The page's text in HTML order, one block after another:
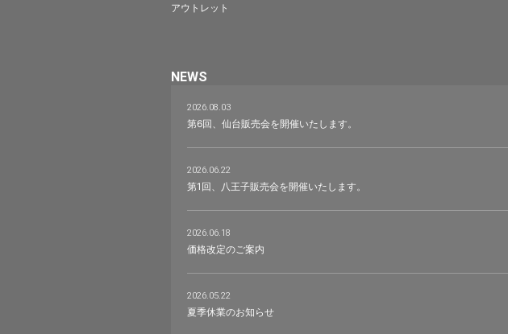
アウトレット
NEWS
2026.08.03
第6回、仙台販売会を開催いたします。
2026.06.22
第1回、八王子販売会を開催いたします。
2026.06.18
価格改定のご案内
2026.05.22
夏季休業のお知らせ